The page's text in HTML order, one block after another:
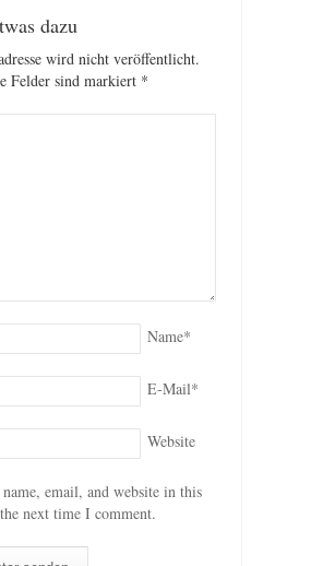
dazu
wird nicht veröffentlicht.
Felder sind markiert *
Name*
E-Mail*
Website
email, and website in this
next time I comment.